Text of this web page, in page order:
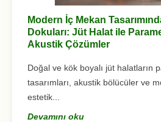
Modern İç Mekan
Dokuları: Jüt Halat ile
Akustik Çözümler
Doğal ve kök boyalı jüt halatların
tasarımları, akustik bölücüler ve
estetik...
Devamını oku